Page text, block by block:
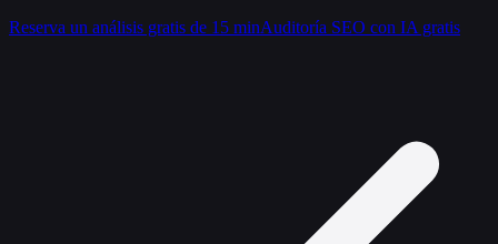
Reserva un análisis gratis de 15 minAuditoría SEO con IA gratis